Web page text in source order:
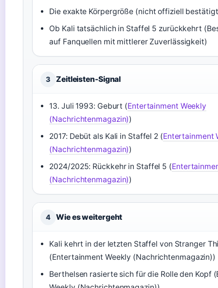
Die exakte Körpergröße (nicht offiziell
Ob Kali tatsächlich in Staffel 5 zurückkehrt
auf Fanquellen mit mittlerer Zuverlässigkeit)
3 Zeitleisten-Signal
13. Juli 1993: Geburt (Entertainment Weekly
(Nachrichtenmagazin))
2017: Debüt als Kali in Staffel 2 (Entertainment
(Nachrichtenmagazin))
2024/2025: Rückkehr in Staffel 5 (
(Nachrichtenmagazin))
4 Wie es weitergeht
Kali kehrt in der letzten Staffel von Stranger
(Entertainment Weekly (Nachrichtenmagazin))
Berthelsen rasierte sich für die Rolle den Kopf